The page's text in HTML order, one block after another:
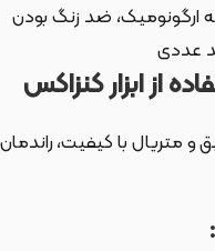
ارگونومیک، ضد زنگ بودن
عددی
از ابزار کنزاکس
و متریال با کیفیت،